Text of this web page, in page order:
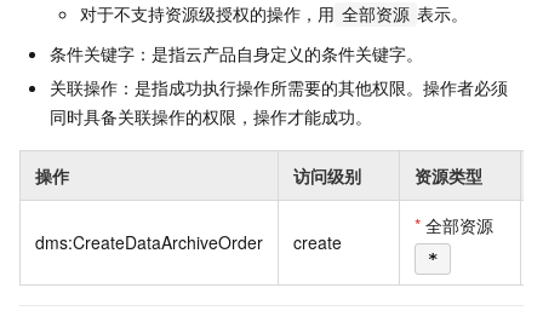
对于不支持资源级授权的操作，用 全部资源 表示。
条件关键字：是指云产品自身定义的条件关键字。
关联操作：是指成功执行操作所需要的其他权限。操作者必须
同时具备关联操作的权限，操作才能成功。
操作 访问级别 资源类型
dms:CreateDataArchiveOrder create
* 全部资源
*